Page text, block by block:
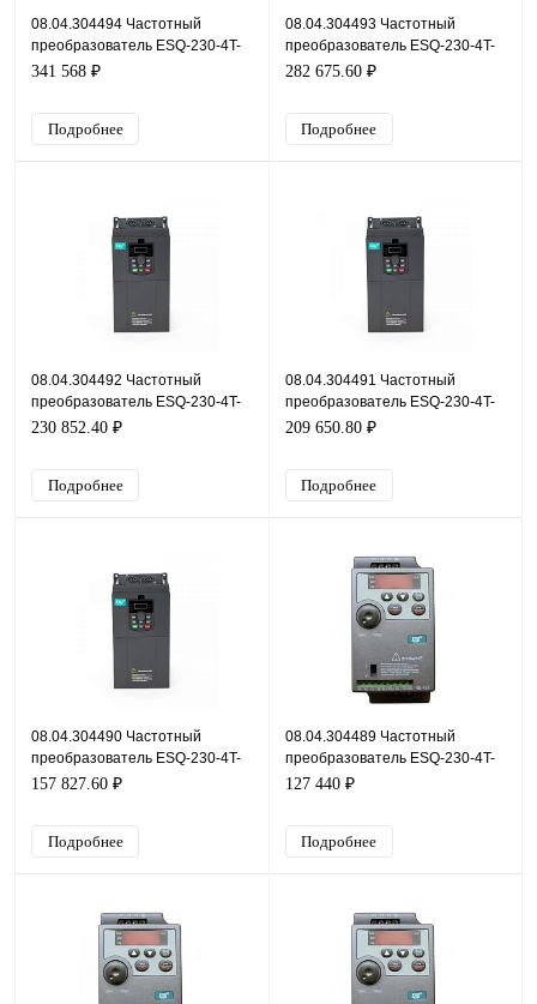
08.04.304494 Частотный
преобразователь ESQ-230-4T-
160K, 380В, 160кВт, 285А
341 568 ₽
Подробнее
08.04.304493 Частотный
преобразователь ESQ-230-4T-
132K, 380В, 132кВт, 232А
282 675.60 ₽
Подробнее
08.04.304492 Частотный
преобразователь ESQ-230-4T-
110K, 380В, 110кВт, 215А
230 852.40 ₽
Подробнее
08.04.304491 Частотный
преобразователь ESQ-230-4T-
90K, 380В, 90кВт, 180А
209 650.80 ₽
Подробнее
08.04.304490 Частотный
преобразователь ESQ-230-4T-
75K, 380В, 75кВт, 157А
157 827.60 ₽
Подробнее
08.04.304489 Частотный
преобразователь ESQ-230-4T-
55K, 380В, 55кВт, 118А
127 440 ₽
Подробнее